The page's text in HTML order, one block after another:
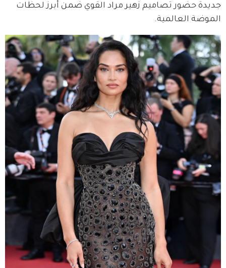
جديدة حضور تصاميم زهير مراد القوي ضمن أبرز لحظات
الموضة العالمية.